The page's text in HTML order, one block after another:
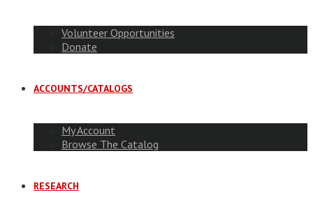
Volunteer Opportunities
Donate
ACCOUNTS/CATALOGS
My Account
Browse The Catalog
RESEARCH